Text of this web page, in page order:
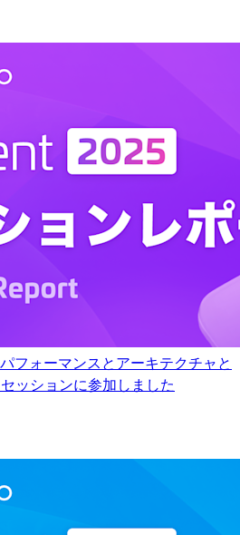
フォーマンスとアーキテクチャと
ッションに参加しました